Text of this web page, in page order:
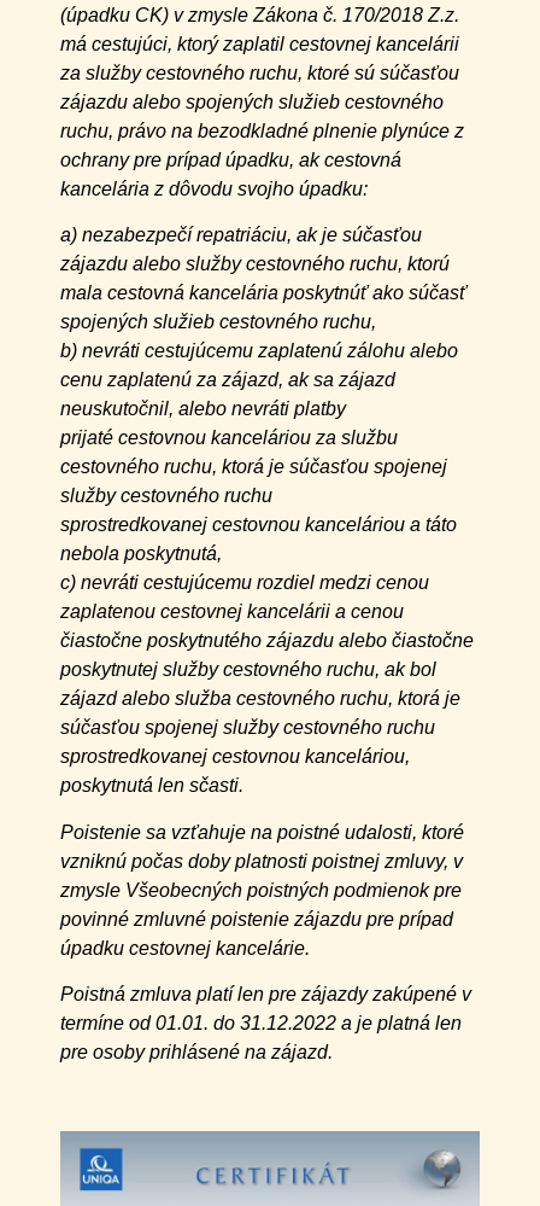
(úpadku CK) v zmysle Zákona č. 170/2018 Z.z.
má cestujúci, ktorý zaplatil cestovnej kancelárii
za služby cestovného ruchu, ktoré sú súčasťou
zájazdu alebo spojených služieb cestovného
ruchu, právo na bezodkladné plnenie plynúce z
ochrany pre prípad úpadku, ak cestovná
kancelária z dôvodu svojho úpadku:
a) nezabezpečí repatriáciu, ak je súčasťou
zájazdu alebo služby cestovného ruchu, ktorú
mala cestovná kancelária poskytnúť ako súčasť
spojených služieb cestovného ruchu,
b) nevráti cestujúcemu zaplatenú zálohu alebo
cenu zaplatenú za zájazd, ak sa zájazd
neuskutočnil, alebo nevráti platby
prijaté cestovnou kanceláriou za službu
cestovného ruchu, ktorá je súčasťou spojenej
služby cestovného ruchu
sprostredkovanej cestovnou kanceláriou a táto
nebola poskytnutá,
c) nevráti cestujúcemu rozdiel medzi cenou
zaplatenou cestovnej kancelárii a cenou
čiastočne poskytnutého zájazdu alebo čiastočne
poskytnutej služby cestovného ruchu, ak bol
zájazd alebo služba cestovného ruchu, ktorá je
súčasťou spojenej služby cestovného ruchu
sprostredkovanej cestovnou kanceláriou,
poskytnutá len sčasti.
Poistenie sa vzťahuje na poistné udalosti, ktoré
vzniknú počas doby platnosti poistnej zmluvy, v
zmysle Všeobecných poistných podmienok pre
povinné zmluvné poistenie zájazdu pre prípad
úpadku cestovnej kancelárie.
Poistná zmluva platí len pre zájazdy zakúpené v
termíne od 01.01. do 31.12.2022 a je platná len
pre osoby prihlásené na zájazd.